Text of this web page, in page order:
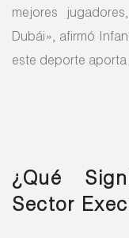
mejores
Dubái», afirmó
este deporte
¿Qué
Sector